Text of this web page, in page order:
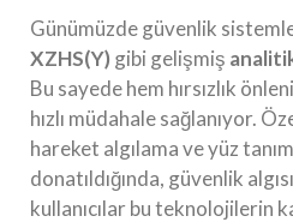
Günümüzde güvenlik
XZHS(Y) gibi gelişmiş
Bu sayede hem hırsızlık
hızlı müdahale sağlanıyor.
hareket algılama ve yüz
donatıldığında, güvenlik
kullanıcılar bu teknolojilerin